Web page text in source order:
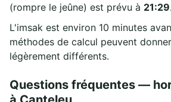
(rompre le jeûne) est prévu à 21:29.
L'imsak est environ 10 minutes
méthodes de calcul peuvent
légèrement différents.
Questions fréquentes —